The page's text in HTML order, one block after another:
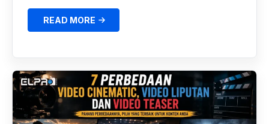
READ MORE